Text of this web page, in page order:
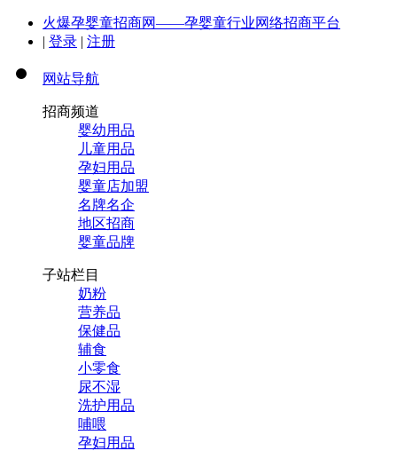
火爆孕婴童招商网——孕婴童行业网络招商平台
| 登录 | 注册
网站导航
招商频道
婴幼用品
儿童用品
孕妇用品
婴童店加盟
名牌名企
地区招商
婴童品牌
子站栏目
奶粉
营养品
保健品
辅食
小零食
尿不湿
洗护用品
哺喂
孕妇用品